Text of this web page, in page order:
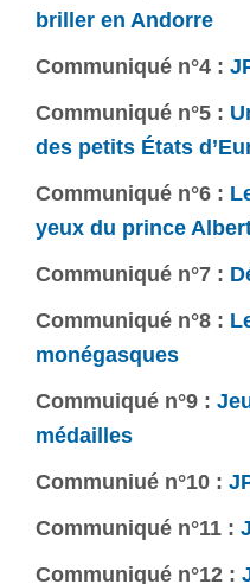
briller en Andorre
Communiqué n°4 :
Communiqué n°5 :
des petits États
Communiqué n°6 :
yeux du prince
Communiqué n°7 :
Communiqué n°8 :
monégasques
Commuiqué n°9 :
médailles
Communiué n°10 :
Communiqué n°11 :
Communiqué n°12 :